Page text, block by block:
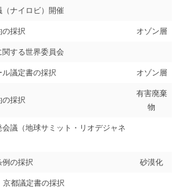
（ナイロビ）開催
の採択 オゾン層
する世界委員会
ル議定書の採択 オゾン層
の採択
有害廃棄
物
会議（地球サミット・リオデジャネ
例の採択 砂漠化
京都議定書の採択